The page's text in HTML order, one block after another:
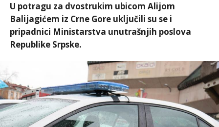
U potragu za dvostrukim ubicom Alijom
Balijagićem iz Crne Gore uključili su se i
pripadnici Ministarstva unutrašnjih poslova
Republike Srpske.